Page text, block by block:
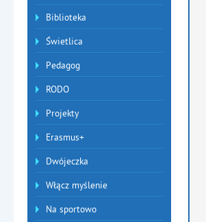
Biblioteka
Świetlica
Pedagog
RODO
Projekty
Erasmus+
Dwójeczka
Włącz myślenie
Na sportowo